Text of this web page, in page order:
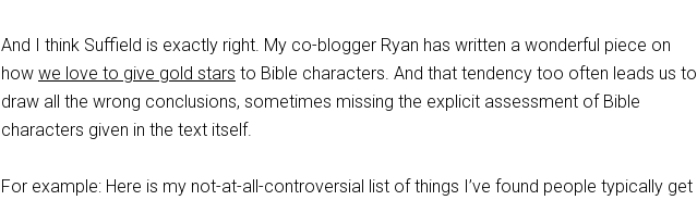
And I think Suffield is exactly right. My co-blogger Ryan has written a wonderful piece on
how we love to give gold stars to Bible characters. And that tendency too often leads us to
draw all the wrong conclusions, sometimes missing the explicit assessment of Bible
characters given in the text itself.
For example: Here is my not-at-all-controversial list of things I’ve found people typically get